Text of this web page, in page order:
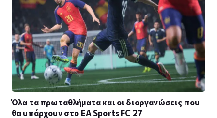
Όλα τα πρωταθλήματα και οι διοργανώσεις που
θα υπάρχουν στο EA Sports FC 27